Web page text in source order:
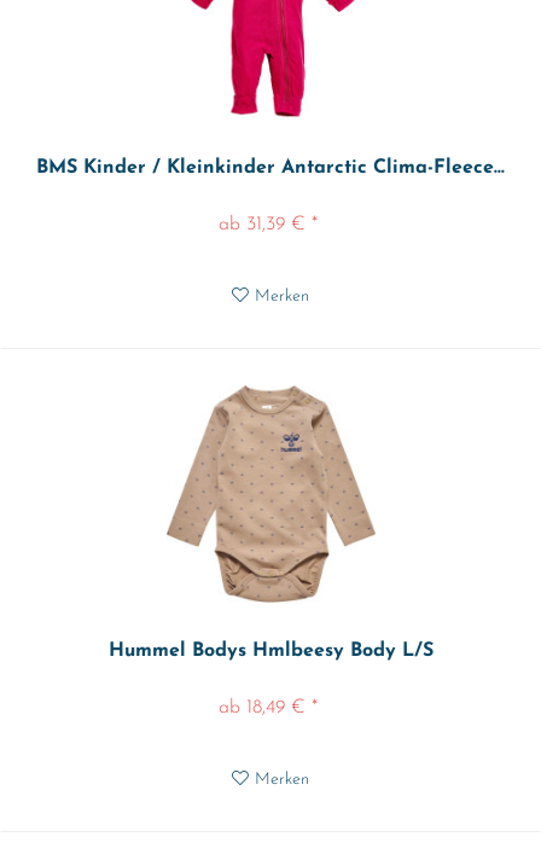
BMS Kinder / Kleinkinder Antarctic Clima-Fleece...
ab 31,39 € *
Merken
Hummel Bodys Hmlbeesy Body L/S
ab 18,49 € *
Merken